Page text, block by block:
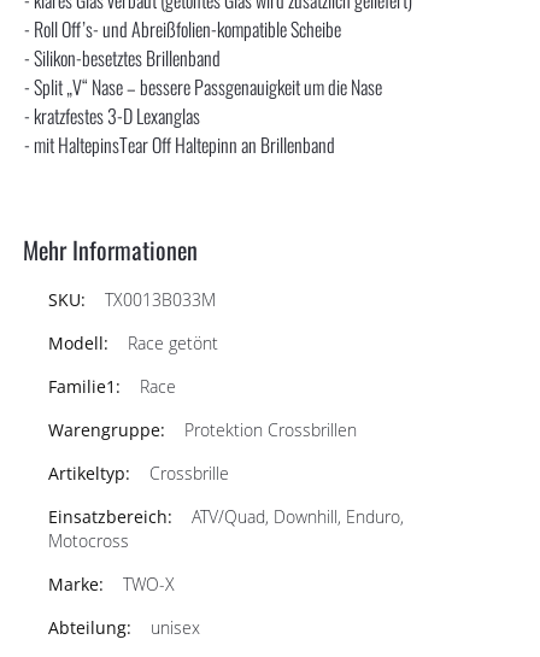
- Roll Off’s- und Abreißfolien-kompatible Scheibe
- Silikon-besetztes Brillenband
- Split „V“ Nase – bessere Passgenauigkeit um die Nase
- kratzfestes 3-D Lexanglas
- mit HaltepinsTear Off Haltepinn an Brillenband
Mehr Informationen
TX0013B033M
Race getönt
Race
Protektion Crossbrillen
Crossbrille
ATV/Quad, Downhill, Enduro,
Motocross
TWO-X
unisex